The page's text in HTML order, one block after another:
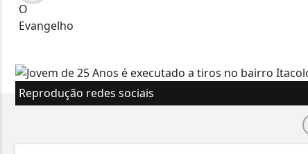
Reprodução redes sociais